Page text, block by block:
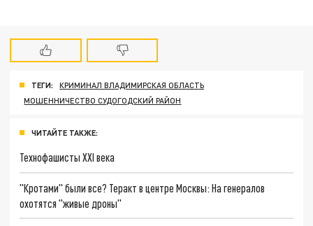
ТЕГИ:
КРИМИНАЛ ВЛАДИМИРСКАЯ ОБЛАСТЬ
МОШЕННИЧЕСТВО СУДОГОДСКИЙ РАЙОН
ЧИТАЙТЕ ТАКЖЕ:
Технофашисты XXI века
"Кротами" были все? Теракт в центре Москвы: На генералов
охотятся "живые дроны"